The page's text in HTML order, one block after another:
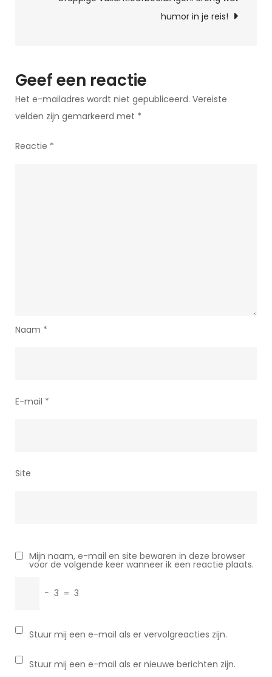
humor in je reis!
Geef een reactie
Het e-mailadres wordt niet gepubliceerd. Vereiste
velden zijn gemarkeerd met *
Reactie *
Naam *
E-mail *
Site
Mijn naam, e-mail en site bewaren in deze browser
voor de volgende keer wanneer ik een reactie plaats.
− 3 = 3
Stuur mij een e-mail als er vervolgreacties zijn.
Stuur mij een e-mail als er nieuwe berichten zijn.